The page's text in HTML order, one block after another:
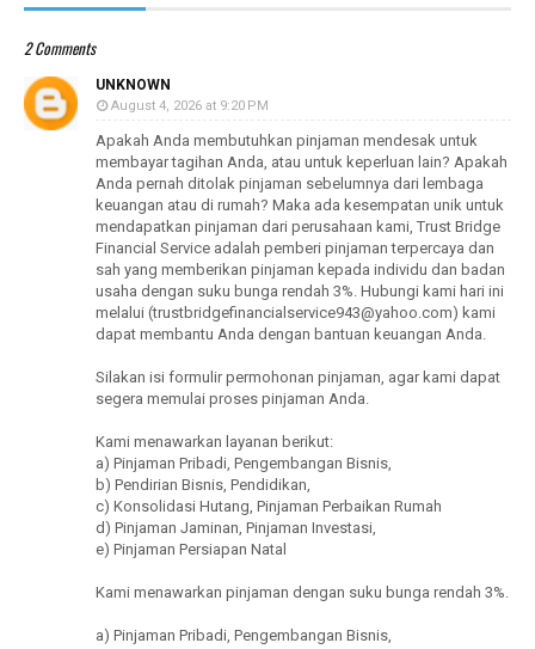
2 Comments
UNKNOWN
August 4, 2026 at 9:20 PM
Apakah Anda membutuhkan pinjaman mendesak untuk
membayar tagihan Anda, atau untuk keperluan lain? Apakah
Anda pernah ditolak pinjaman sebelumnya dari lembaga
keuangan atau di rumah? Maka ada kesempatan unik untuk
mendapatkan pinjaman dari perusahaan kami, Trust Bridge
Financial Service adalah pemberi pinjaman terpercaya dan
sah yang memberikan pinjaman kepada individu dan badan
usaha dengan suku bunga rendah 3%. Hubungi kami hari ini
melalui (trustbridgefinancialservice943@yahoo.com) kami
dapat membantu Anda dengan bantuan keuangan Anda.
Silakan isi formulir permohonan pinjaman, agar kami dapat
segera memulai proses pinjaman Anda.
Kami menawarkan layanan berikut:
a) Pinjaman Pribadi, Pengembangan Bisnis,
b) Pendirian Bisnis, Pendidikan,
c) Konsolidasi Hutang, Pinjaman Perbaikan Rumah
d) Pinjaman Jaminan, Pinjaman Investasi,
e) Pinjaman Persiapan Natal
Kami menawarkan pinjaman dengan suku bunga rendah 3%.
a) Pinjaman Pribadi, Pengembangan Bisnis,